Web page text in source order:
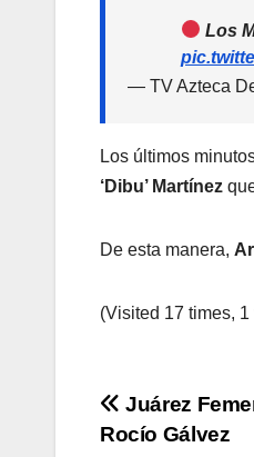
Los
— TV Azteca
Los últimos
‘Dibu’ Martínez
De esta manera,
(Visited 17 times,
Juárez
Rocío Gálvez